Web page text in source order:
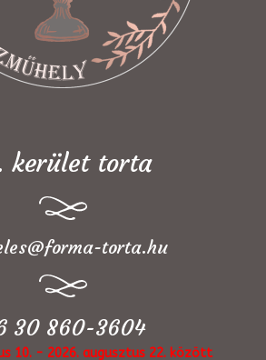
kerület torta
torta.hu
30 860-3604
10. - 2026. augusztus 22. között